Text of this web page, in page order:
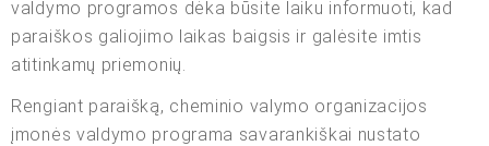
valdymo programos dėka būsite laiku informuoti, kad
paraiškos galiojimo laikas baigsis ir galėsite imtis
atitinkamų priemonių.
Rengiant paraišką, cheminio valymo organizacijos
įmonės valdymo programa savarankiškai nustato